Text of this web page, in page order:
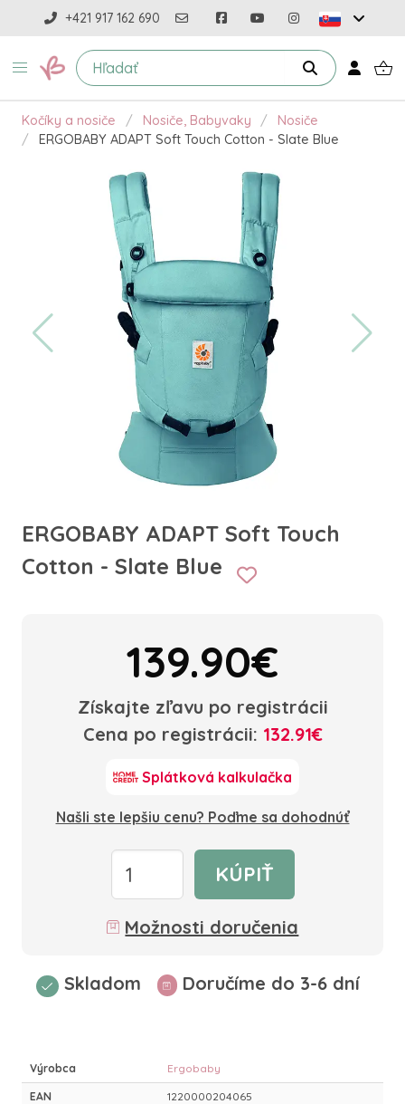
+421 917 162 690
Kočíky a nosiče Nosiče, Babyvaky
Nosiče
ERGOBABY ADAPT Soft Touch Cotton - Slate Blue
ERGOBABY ADAPT Soft Touch
Cotton - Slate Blue
139.90€
Získajte zľavu po registrácii
Cena po registrácii: 132.91€
Splátková kalkulačka
Našli ste lepšiu cenu? Poďme sa dohodnúť
KÚPIŤ
Možnosti doručenia
Skladom Doručíme do 3-6 dní
Výrobca Ergobaby
EAN 1220000204065